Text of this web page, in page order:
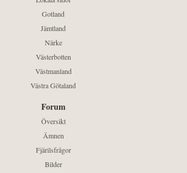
Gotland
Jämtland
Närke
Västerbotten
Västmanland
Västra Götaland
Forum
Översikt
Ämnen
Fjärilsfrågor
Bilder